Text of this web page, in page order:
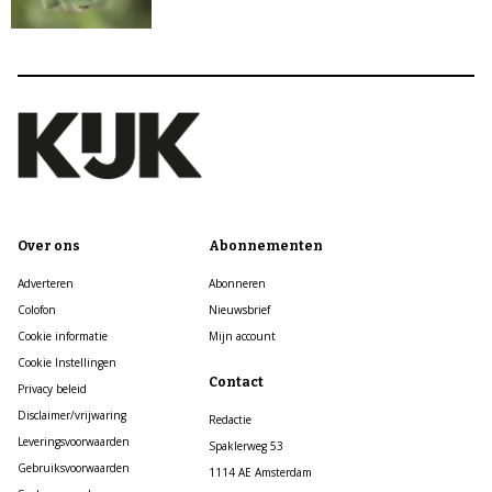
Over ons
Adverteren
Colofon
Cookie informatie
Cookie Instellingen
Privacy beleid
Disclaimer/vrijwaring
Leveringsvoorwaarden
Gebruiksvoorwaarden
Abonnementen
Abonneren
Nieuwsbrief
Mijn account
Contact
Redactie
Spaklerweg 53
1114 AE Amsterdam